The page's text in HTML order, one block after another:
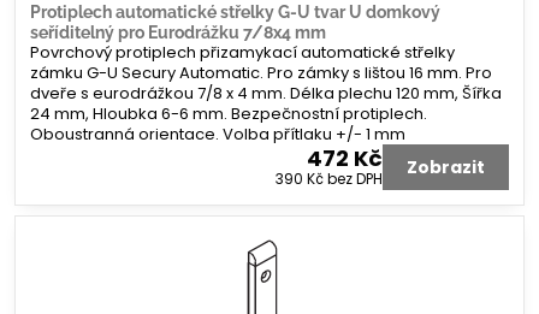
Protiplech automatické střelky G-U tvar U domkový
seříditelný pro Eurodrážku 7/8x4 mm
Povrchový protiplech přizamykací automatické střelky
zámku G-U Secury Automatic. Pro zámky s lištou 16 mm. Pro
dveře s eurodrážkou 7/8 x 4 mm. Délka plechu 120 mm, Šířka
24 mm, Hloubka 6-6 mm. Bezpečnostní protiplech.
Oboustranná orientace. Volba přítlaku +/- 1 mm
472 Kč
390 Kčbez DPH Zobrazit